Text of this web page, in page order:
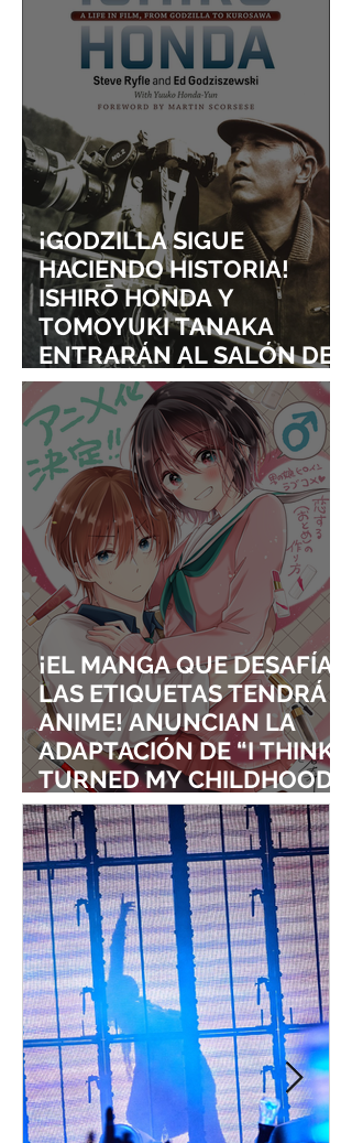
¡GODZILLA SIGUE
HACIENDO HISTORIA!
ISHIRŌ HONDA Y
TOMOYUKI TANAKA
ENTRARÁN AL SALÓN DE
LA FAMA DE LOS EFECTOS
VISUALES
¡EL MANGA QUE DESAFÍA
LAS ETIQUETAS TENDRÁ
ANIME! ANUNCIAN LA
ADAPTACIÓN DE “I THINK I
TURNED MY CHILDHOOD
FRIEND INTO A GIRL”